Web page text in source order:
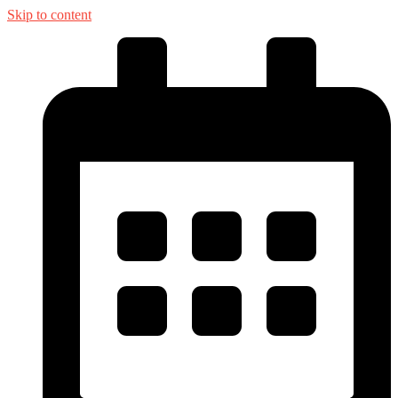
Skip to content